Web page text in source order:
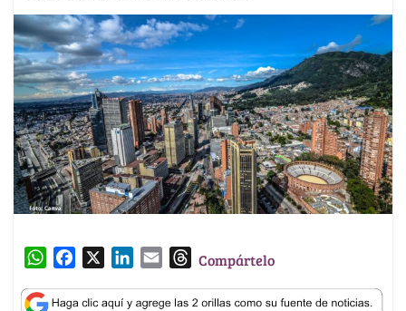
W
a
c
n
a
T
r
Compártelo